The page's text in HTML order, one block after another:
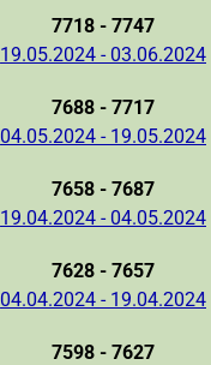
7718 - 7747
19.05.2024 - 03.06.2024
7688 - 7717
04.05.2024 - 19.05.2024
7658 - 7687
19.04.2024 - 04.05.2024
7628 - 7657
04.04.2024 - 19.04.2024
7598 - 7627